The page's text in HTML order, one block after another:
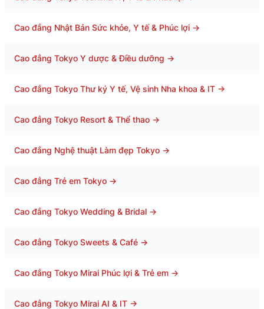
Cao đẳng Nhật Bản Sức khỏe, Y tế & Phúc lợi →
Cao đẳng Tokyo Y dược & Điều dưỡng →
Cao đẳng Tokyo Thư ký Y tế, Vệ sinh Nha khoa & IT →
Cao đẳng Tokyo Resort & Thể thao →
Cao đẳng Nghệ thuật Làm đẹp Tokyo →
Cao đẳng Trẻ em Tokyo →
Cao đẳng Tokyo Wedding & Bridal →
Cao đẳng Tokyo Sweets & Café →
Cao đẳng Tokyo Mirai Phúc lợi & Trẻ em →
Cao đẳng Tokyo Mirai AI & IT →